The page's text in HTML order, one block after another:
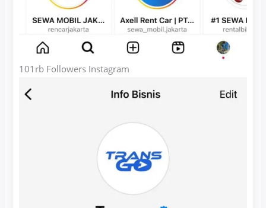
101rb Followers Instagram